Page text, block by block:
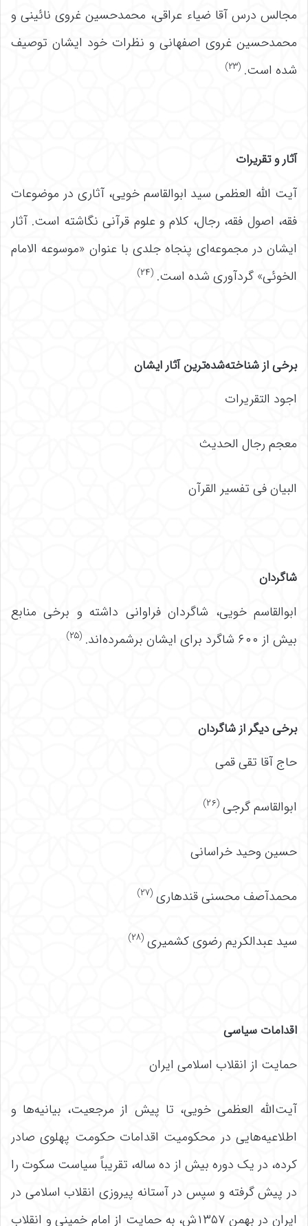
مجالس درس آقا ضیاء عراقی، محمدحسین غروی نائینی و
محمدحسین غروی اصفهانی و نظرات خود ایشان توصیف
شده است. (۲۳)
آثار و تقریرات
آیت الله العظمی سید ابوالقاسم خویی، آثاری در موضوعات
فقه، اصول فقه، رجال، کلام و علوم قرآنی نگاشته است. آثار
ایشان در مجموعه‌ای پنجاه جلدی با عنوان «موسوعه الامام
الخوئی» گردآوری شده است. (۲۴)
برخی از شناخته‌شده‌ترین آثار ایشان
اجود التقریرات
معجم رجال الحدیث
البیان فی تفسیر القرآن
شاگردان
ابوالقاسم خویی، شاگردان فراوانی داشته و برخی منابع
بیش از ۶۰۰ شاگرد برای ایشان برشمرده‌اند.
(۲۵)
برخی دیگر از شاگردان
حاج آقا تقی قمی
ابوالقاسم گرجی (۲۶)
حسین وحید خراسانی
محمدآصف محسنی قندهاری (۲۷)
سید عبدالکریم رضوی کشمیری (۲۸)
اقدامات سیاسی
حمایت از انقلاب اسلامی ایران
آیت‌الله العظمی خویی، تا پیش از مرجعیت، بیانیه‌ها و
اطلاعیه‌هایی در محکومیت اقدامات حکومت پهلوی صادر
کرده، در یک دوره بیش از ده ساله، تقریباً سیاست سکوت را
در پیش گرفته و سپس در آستانه پیروزی انقلاب اسلامی در
ایران در بهمن ۱۳۵۷ش، به حمایت از امام خمینی و انقلاب